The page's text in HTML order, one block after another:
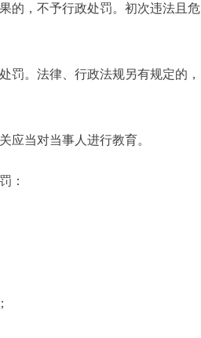
的，不予行政处罚。初次违法且危
罚。法律、行政法规另有规定的，
应当对当事人进行教育。
：